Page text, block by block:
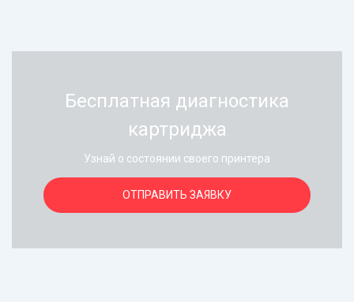
Бесплатная диагностика
картриджа
Узнай о состоянии своего принтера
ОТПРАВИТЬ ЗАЯВКУ